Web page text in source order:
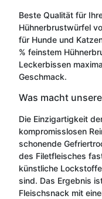
Beste Qualität für
Hühnerbrustwürfel
für Hunde und
% feinstem
Leckerbissen
Geschmack.
Was macht
Die Einzigartigkeit
kompromisslosen
schonende
des Filetfleisches
künstliche
sind. Das Ergebnis
Fleischsnack mit